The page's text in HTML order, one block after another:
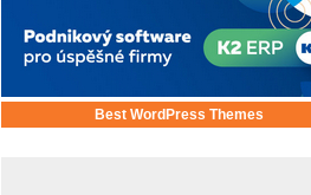
Best WordPress Themes